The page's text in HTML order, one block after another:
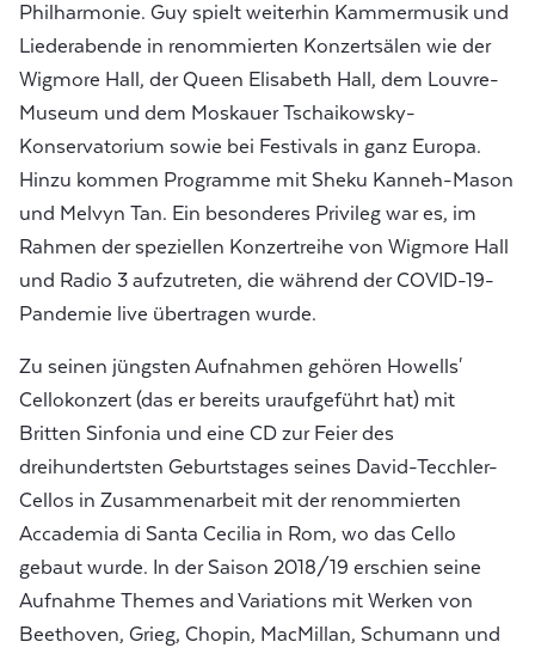
Philharmonie. Guy spielt weiterhin Kammermusik und
Liederabende in renommierten Konzertsälen wie der
Wigmore Hall, der Queen Elisabeth Hall, dem Louvre-
Museum und dem Moskauer Tschaikowsky-
Konservatorium sowie bei Festivals in ganz Europa.
Hinzu kommen Programme mit Sheku Kanneh-Mason
und Melvyn Tan. Ein besonderes Privileg war es, im
Rahmen der speziellen Konzertreihe von Wigmore Hall
und Radio 3 aufzutreten, die während der COVID-19-
Pandemie live übertragen wurde.
Zu seinen jüngsten Aufnahmen gehören Howells'
Cellokonzert (das er bereits uraufgeführt hat) mit
Britten Sinfonia und eine CD zur Feier des
dreihundertsten Geburtstages seines David-Tecchler-
Cellos in Zusammenarbeit mit der renommierten
Accademia di Santa Cecilia in Rom, wo das Cello
gebaut wurde. In der Saison 2018/19 erschien seine
Aufnahme Themes and Variations mit Werken von
Beethoven, Grieg, Chopin, MacMillan, Schumann und